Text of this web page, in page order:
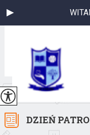
Jesteś tutaj:
DZIEŃ